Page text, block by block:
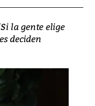
la gente elige
deciden